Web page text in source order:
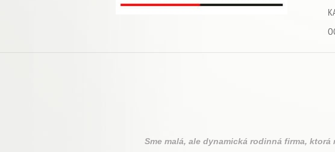
Sme malá, ale dynamická rodinná firma, ktorá